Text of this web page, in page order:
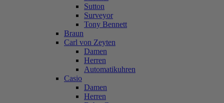
Sutton
Surveyor
Tony Bennett
Braun
Carl von Zeyten
Damen
Herren
Automatikuhren
Casio
Damen
Herren